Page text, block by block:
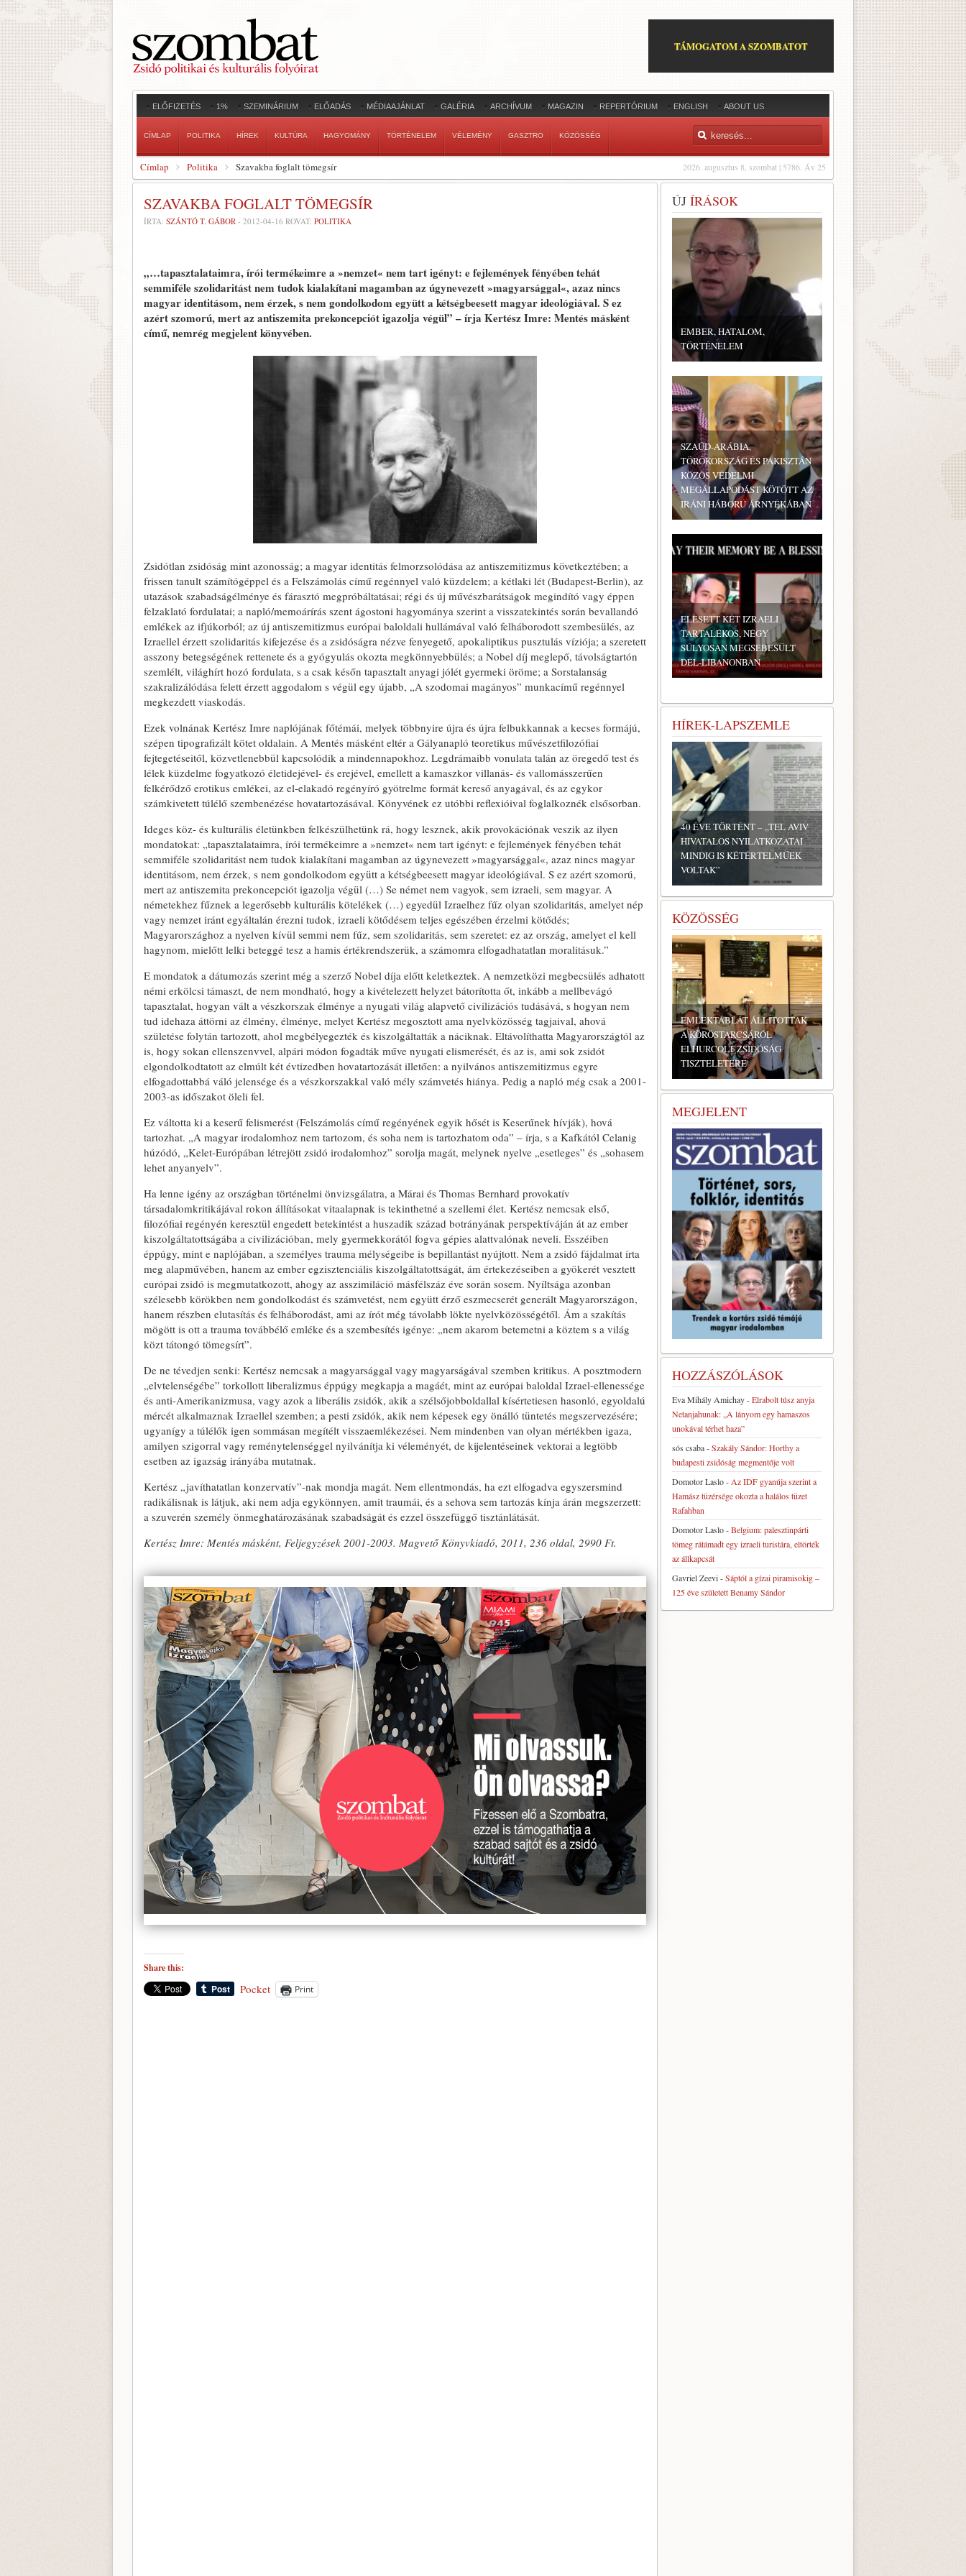
TÁMOGATOM A SZOMBATOT
ELŐFIZETÉS 1% SZEMINÁRIUM ELŐADÁS MÉDIAAJÁNLAT GALÉRIA ARCHÍVUM MAGAZIN REPERTÓRIUM ENGLISH ABOUT US
CÍMLAP POLITIKA HÍREK KULTÚRA HAGYOMÁNY TÖRTÉNELEM VÉLEMÉNY GASZTRO KÖZÖSSÉG
2026. augusztus 8, szombat | 5786. Áv 25
Címlap Politika Szavakba foglalt tömegsír
SZAVAKBA FOGLALT TÖMEGSÍR
ÍRTA: SZÁNTÓ T. GÁBOR - 2012-04-16 ROVAT: POLITIKA
„…tapasztalataimra, írói termékeimre a »nemzet« nem tart igényt: e fejlemények fényében tehát
semmiféle szolidaritást nem tudok kialakítani magamban az úgynevezett »magyarsággal«, azaz nincs
magyar identitásom, nem érzek, s nem gondolkodom együtt a kétségbeesett magyar ideológiával. S ez
azért szomorú, mert az antiszemita prekoncepciót igazolja végül” – írja Kertész Imre: Mentés másként
című, nemrég megjelent könyvében.
Zsidótlan zsidóság mint azonosság; a magyar identitás felmorzsolódása az antiszemitizmus következtében; a
frissen tanult számítógéppel és a Felszámolás című regénnyel való küzdelem; a kétlaki lét (Budapest-Berlin), az
utazások szabadságélménye és fárasztó megpróbáltatásai; régi és új művészbarátságok megindító vagy éppen
felzaklató fordulatai; a napló/memoárírás szent ágostoni hagyománya szerint a visszatekintés során bevallandó
emlékek az ifjúkorból; az új antiszemitizmus európai baloldali hullámával való felháborodott szembesülés, az
Izraellel érzett szolidaritás kifejezése és a zsidóságra nézve fenyegető, apokaliptikus pusztulás víziója; a szeretett
asszony betegségének rettenete és a gyógyulás okozta megkönnyebbülés; a Nobel díj meglepő, távolságtartón
szemlélt, világhírt hozó fordulata, s a csak későn tapasztalt anyagi jólét gyermeki öröme; a Sorstalanság
szakralizálódása felett érzett aggodalom s végül egy újabb, „A szodomai magányos” munkacímű regénnyel
megkezdett viaskodás.
Ezek volnának Kertész Imre naplójának főtémái, melyek többnyire újra és újra felbukkannak a kecses formájú,
szépen tipografizált kötet oldalain. A Mentés másként eltér a Gályanapló teoretikus művészetfilozófiai
fejtegetéseitől, közvetlenebbül kapcsolódik a mindennapokhoz. Legdrámaibb vonulata talán az öregedő test és
lélek küzdelme fogyatkozó életidejével- és erejével, emellett a kamaszkor villanás- és vallomásszerűen
felkérődző erotikus emlékei, az el-elakadó regényíró gyötrelme formát kereső anyagával, és az egykor
számkivetett túlélő szembenézése hovatartozásával. Könyvének ez utóbbi reflexióival foglalkoznék elsősorban.
Ideges köz- és kulturális életünkben felkészülhetünk rá, hogy lesznek, akik provokációnak veszik az ilyen
mondatokat: „tapasztalataimra, írói termékeimre a »nemzet« nem tart igényt: e fejlemények fényében tehát
semmiféle szolidaritást nem tudok kialakítani magamban az úgynevezett »magyarsággal«, azaz nincs magyar
identitásom, nem érzek, s nem gondolkodom együtt a kétségbeesett magyar ideológiával. S ez azért szomorú,
mert az antiszemita prekoncepciót igazolja végül (…) Se német nem vagyok, sem izraeli, sem magyar. A
németekhez fűznek a legerősebb kulturális kötelékek (…) egyedül Izraelhez fűz olyan szolidaritás, amelyet nép
vagy nemzet iránt egyáltalán érezni tudok, izraeli kötődésem teljes egészében érzelmi kötődés;
Magyarországhoz a nyelven kívül semmi nem fűz, sem szolidaritás, sem szeretet: ez az ország, amelyet el kell
hagynom, mielőtt lelki beteggé tesz a hamis értékrendszerük, a számomra elfogadhatatlan moralitásuk.”
E mondatok a dátumozás szerint még a szerző Nobel díja előtt keletkeztek. A nemzetközi megbecsülés adhatott
némi erkölcsi támaszt, de nem mondható, hogy a kivételezett helyzet bátorította őt, inkább a mellbevágó
tapasztalat, hogyan vált a vészkorszak élménye a nyugati világ alapvető civilizációs tudásává, s hogyan nem
tud idehaza áttörni az élmény, élménye, melyet Kertész megosztott ama nyelvközösség tagjaival, ahová
születése folytán tartozott, ahol megbélyegezték és kiszolgáltatták a náciknak. Eltávolíthatta Magyarországtól az
is, hogy sokan ellenszenvvel, alpári módon fogadták műve nyugati elismerését, és az is, ami sok zsidót
elgondolkodtatott az elmúlt két évtizedben hovatartozását illetően: a nyilvános antiszemitizmus egyre
elfogadottabbá váló jelensége és a vészkorszakkal való mély számvetés hiánya. Pedig a napló még csak a 2001-
2003-as időszakot öleli fel.
Ez váltotta ki a keserű felismerést (Felszámolás című regényének egyik hősét is Keserűnek hívják), hová
tartozhat. „A magyar irodalomhoz nem tartozom, és soha nem is tartozhatom oda” – írja, s a Kafkától Celanig
húzódó, „Kelet-Európában létrejött zsidó irodalomhoz” sorolja magát, melynek nyelve „esetleges” és „sohasem
lehet anyanyelv”.
Ha lenne igény az országban történelmi önvizsgálatra, a Márai és Thomas Bernhard provokatív
társadalomkritikájával rokon állításokat vitaalapnak is tekinthetné a szellemi élet. Kertész nemcsak első,
filozófiai regényén keresztül engedett betekintést a huszadik század botrányának perspektíváján át az ember
kiszolgáltatottságába a civilizációban, mely gyermekkorától fogva gépies alattvalónak neveli. Esszéiben
éppúgy, mint e naplójában, a személyes trauma mélységeibe is bepillantást nyújtott. Nem a zsidó fájdalmat írta
meg alapművében, hanem az ember egzisztenciális kiszolgáltatottságát, ám értekezéseiben a gyökerét vesztett
európai zsidó is megmutatkozott, ahogy az asszimiláció másfélszáz éve során sosem. Nyíltsága azonban
szélesebb körökben nem gondolkodást és számvetést, nem együtt érző eszmecserét generált Magyarországon,
hanem részben elutasítás és felháborodást, ami az írót még távolabb lökte nyelvközösségétől. Ám a szakítás
mögött is ott a trauma továbbélő emléke és a szembesítés igénye: „nem akarom betemetni a köztem s a világ
közt tátongó tömegsírt”.
De ne tévedjen senki: Kertész nemcsak a magyarsággal vagy magyarságával szemben kritikus. A posztmodern
„elvtelenségébe” torkollott liberalizmus éppúgy megkapja a magáét, mint az európai baloldal Izrael-ellenessége
és anti-Amerikanizmusa, vagy azok a liberális zsidók, akik a szélsőjobboldallal kísértetiesen hasonló, egyoldalú
mércét alkalmaznak Izraellel szemben; a pesti zsidók, akik nem képesek egy önálló tüntetés megszervezésére;
ugyanígy a túlélők igen sommásan megítélt visszaemlékezései. Nem mindenben van olyan mértékben igaza,
amilyen szigorral vagy reménytelenséggel nyilvánítja ki véleményét, de kijelentéseinek vektorai a legtöbb
esetben az igazság irányába mutatnak.
Kertész „javíthatatlan konzervatív”-nak mondja magát. Nem ellentmondás, ha ezt elfogadva egyszersmind
radikálisnak is látjuk, aki nem adja egykönnyen, amit traumái, és a sehova sem tartozás kínja árán megszerzett:
a szuverén személy önmeghatározásának szabadságát és ezzel összefüggő tisztánlátását.
Kertész Imre: Mentés másként, Feljegyzések 2001-2003. Magvető Könyvkiadó, 2011, 236 oldal, 2990 Ft.
Share this:
Pocket Print
ÚJ ÍRÁSOK
EMBER, HATALOM,
TÖRTÉNELEM
SZAÚD-ARÁBIA,
TÖRÖKORSZÁG ÉS PAKISZTÁN
KÖZÖS VÉDELMI
MEGÁLLAPODÁST KÖTÖTT AZ
IRÁNI HÁBORÚ ÁRNYÉKÁBAN
ELESETT KÉT IZRAELI
TARTALÉKOS, NÉGY
SÚLYOSAN MEGSEBESÜLT
DÉL-LIBANONBAN
HÍREK-LAPSZEMLE
40 ÉVE TÖRTÉNT – „TEL AVIV
HIVATALOS NYILATKOZATAI
MINDIG IS KÉTÉRTELMŰEK
VOLTAK”
KÖZÖSSÉG
EMLÉKTÁBLÁT ÁLLÍTOTTAK
A KÖRÖSTARCSÁRÓL
ELHURCOLT ZSIDÓSÁG
TISZTELETÉRE
MEGJELENT
HOZZÁSZÓLÁSOK
Eva Mihály Amichay-Elrabolt túsz anyja
Netanjahunak: „A lányom egy hamaszos
unokával térhet haza”
sós csaba-Szakály Sándor: Horthy a
budapesti zsidóság megmentője volt
Domotor Laslo- Az IDF gyanúja szerint a
Hamász tüzérsége okozta a halálos tüzet
Rafahban
Domotor Laslo-Belgium: palesztinpárti
tömeg rátámadt egy izraeli turistára, eltörték
az állkapcsát
Gavriel Zeevi-Sáptól a gízai piramisokig –
125 éve született Benamy Sándor